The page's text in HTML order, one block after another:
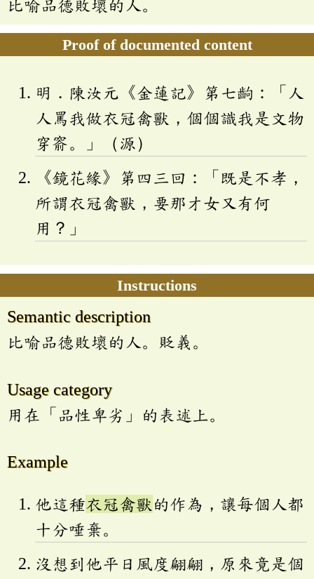
比喻品德敗壞的人。
Proof of documented content
明．陳汝元《金蓮記》第七齣：「人
人罵我做衣冠禽獸，個個識我是文物
穿窬。」（源）
《鏡花緣》第四三回：「既是不孝，
所謂衣冠禽獸，要那才女又有何
用？」
Instructions
Semantic description
比喻品德敗壞的人。貶義。
Usage category
用在「品性卑劣」的表述上。
Example
他這種衣冠禽獸 的作為，讓每個人都
十分唾棄。
沒想到他平日風度翩翩，原來竟是個